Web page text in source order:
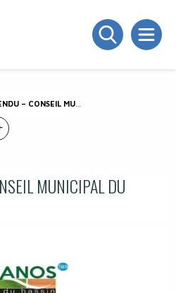
MUNICIPAL DU 24.02.2021
MUNICIPAL DU